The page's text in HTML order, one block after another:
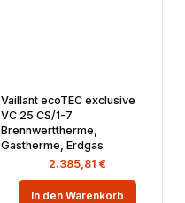
Vaillant ecoTEC exclusive
VC 25 CS/1-7
Brennwerttherme,
Gastherme, Erdgas
2.385,81 €
In den Warenkorb